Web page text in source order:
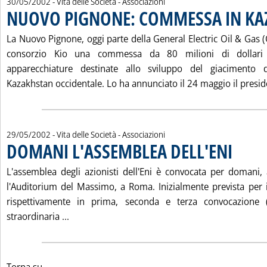
NUOVO PIGNONE: COMMESSA IN
La Nuovo Pignone, oggi parte della General Electric Oil & Gas
consorzio Kio una commessa da 80 milioni di
apparecchiature destinate allo sviluppo del giacimento
Kazakhstan occidentale. Lo ha annunciato il 24 maggio il
29/05/2002 - Vita delle Società - Associazioni
DOMANI L'ASSEMBLEA DELL'ENI
L'assemblea degli azionisti dell'Eni è convocata per
l'Auditorium del Massimo, a Roma. Inizialmente prevista
rispettivamente in prima, seconda e terza
straordinaria ...